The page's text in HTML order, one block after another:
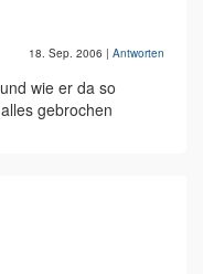
18. Sep. 2006 | Antworten
wie er da so
gebrochen